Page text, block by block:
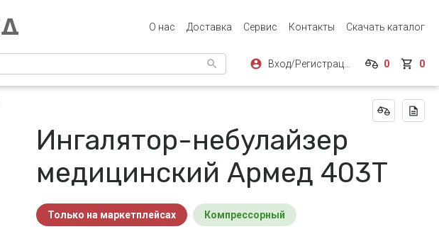
О нас Доставка Сервис Контакты Скачать каталог
0 0
Ингалятор-небулайзер
медицинский Армед 403Т
Только на маркетплейсах Компрессорный